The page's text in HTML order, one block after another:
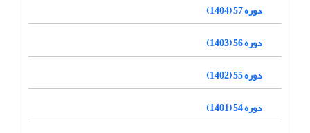
دوره 57 (1404)
دوره 56 (1403)
دوره 55 (1402)
دوره 54 (1401)